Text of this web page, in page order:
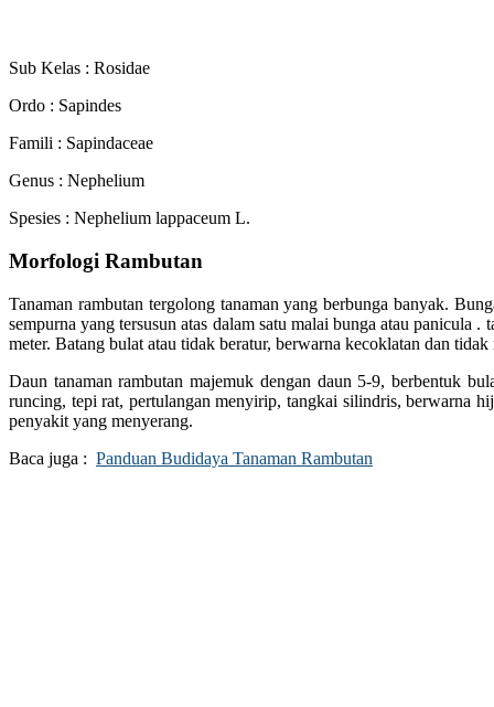
Sub Kelas : Rosidae
Ordo : Sapindes
Famili : Sapindaceae
Genus : Nephelium
Spesies : Nephelium lappaceum L.
Morfologi Rambutan
Tanaman rambutan tergolong tanaman yang berbunga banyak.
sempurna yang tersusun atas dalam satu malai bunga atau panicula
meter. Batang bulat atau tidak beratur, berwarna kecoklatan dan
Daun tanaman rambutan majemuk dengan daun 5-9, berbentuk
runcing, tepi rat, pertulangan menyirip, tangkai silindris, berwarna
penyakit yang menyerang.
Baca juga : Panduan Budidaya Tanaman Rambutan